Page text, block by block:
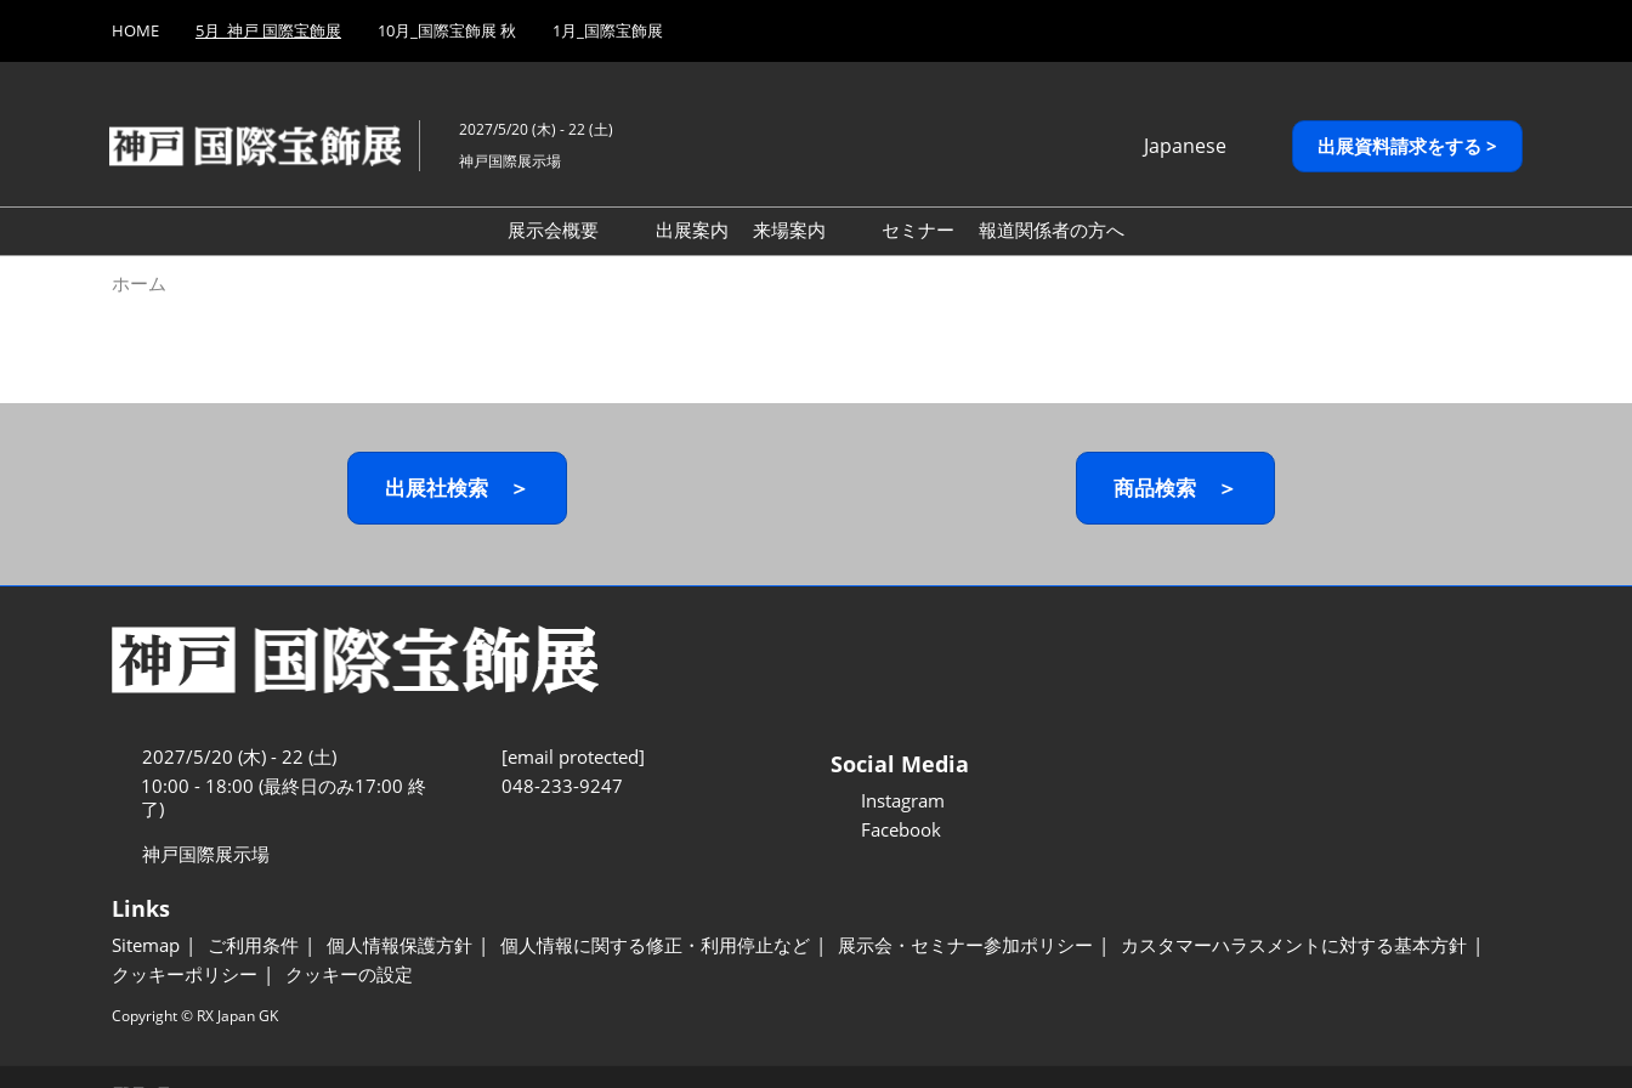
キ
し
て
to
HOME 5月_神戸 国際宝飾展 10月_国際宝飾展 秋 1月_国際宝飾展
2027/5/20 (木) - 22 (土)
神戸国際展示場
Japanese
English
繁體中文
出展資料請求をする >
展示会概要
出展案内
来場案内
セミナー 報道関係者の方へ
ホーム
出展社検索 ＞ 商品検索 ＞
2027/5/20 (木) - 22 (土)
10:00 - 18:00 (最終日のみ17:00 終
了)
神戸国際展示場
[email protected]
048-233-9247
Social Media
Instagram
Facebook
Links
Sitemap ご利用条件 個人情報保護方針 個人情報に関する修正・利用停止など 展示会・セミナー参加ポリシー
カスタマーハラスメントに対する基本方針
クッキーポリシー
クッキーの設定
Copyright © RX Japan GK